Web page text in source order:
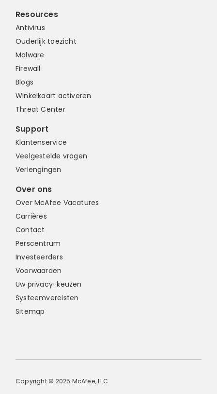
Resources
Antivirus
Ouderlijk toezicht
Malware
Firewall
Blogs
Winkelkaart activeren
Threat Center
Support
Klantenservice
Veelgestelde vragen
Verlengingen
Over ons
Over McAfee Vacatures
Carrières
Contact
Perscentrum
Investeerders
Voorwaarden
Uw privacy-keuzen
Systeemvereisten
Sitemap
Copyright © 2025 McAfee, LLC